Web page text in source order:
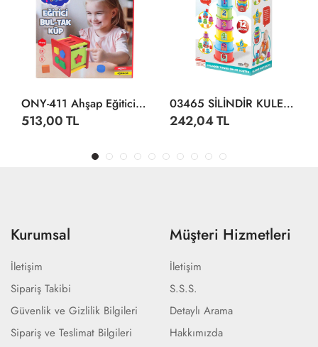
ONY-411 Ahşap Eğitici Bultak Küp -Onyıl Oyuncak
513,00 TL
03465 SİLİNDİR KULE BULTAK
242,04 TL
Kurumsal
İletişim
Sipariş Takibi
Güvenlik ve Gizlilik Bilgileri
Sipariş ve Teslimat Bilgileri
Müşteri Hizmetleri
İletişim
S.S.S.
Detaylı Arama
Hakkımızda